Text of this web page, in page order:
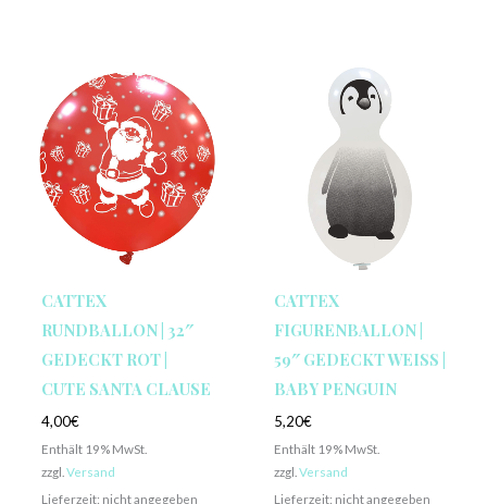
CATTEX
RUNDBALLON | 32″
GEDECKT ROT |
CUTE SANTA CLAUSE
4,00€
Enthält 19% MwSt.
zzgl. Versand
Lieferzeit: nicht angegeben
CATTEX
FIGURENBALLON |
59″ GEDECKT WEISS | B
ABY PENGUIN
5,20€
Enthält 19% MwSt.
zzgl. Versand
Lieferzeit: nicht angegeben